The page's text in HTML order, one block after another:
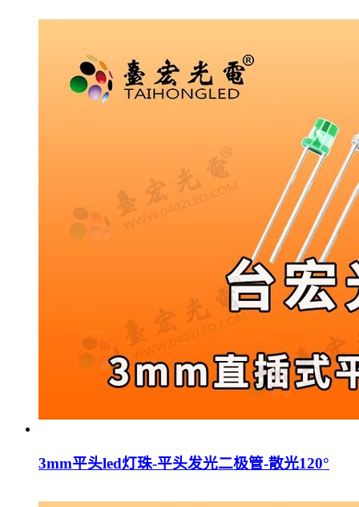
3mm平头led灯珠-平头发光二极管-散光120°